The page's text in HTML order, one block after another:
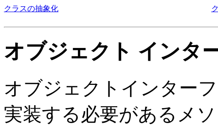
クラスの抽象化
オブジェクト インタ
オブジェクトインター
実装する必要があるメ